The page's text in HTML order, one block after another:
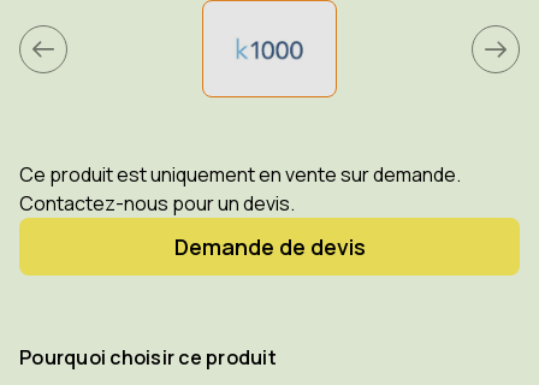
Ce produit est uniquement en vente sur demande.
Contactez-nous pour un devis.
Demande de devis
Pourquoi choisir ce produit